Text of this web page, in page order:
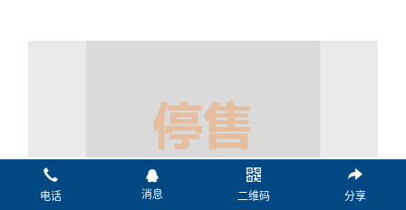
电话 消息 二维码 分享